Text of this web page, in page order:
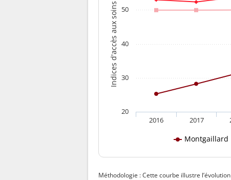
Indices d'accès aux soins
Montgaillard
2016 2017
20
30
40
50
Méthodologie : Cette courbe illustre